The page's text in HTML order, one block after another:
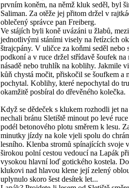
prvním koněm, na němž kluk seděl, byl
Saliman. Za otěže jej přitom držel v
oblečený správce pan Freiberg.
Ve stájích byli koně uvázáni u žlabů, mezi
jednotlivými stáními visely na řetízcích
štrajcpány. V uličce za koňmi seděl nebo
podkoní a v ruce držel střídavě šoufek na
násadě nebo truhlík na koblihy. Jakmile
kůň chystá močit, přiskočil se šoufkem a
pochytal. Koblihy, které nepochytal do
okamžitě posbíral do dřevěného kolečka.
Když se dědeček s klukem rozhodli jet
nechali bránu Sletiště minout po levé
podél betonového plotu směrem k lesu.
minutky jízdy na kole vjeli spolu do
lesního. Klenba stromů spínajících svoje
širokou polní cestou vedoucí na Lapák
vysokou hlavní loď gotického kostela.
klukovi nad hlavou klene její zelený
uplynulo skoro šest desítek let...